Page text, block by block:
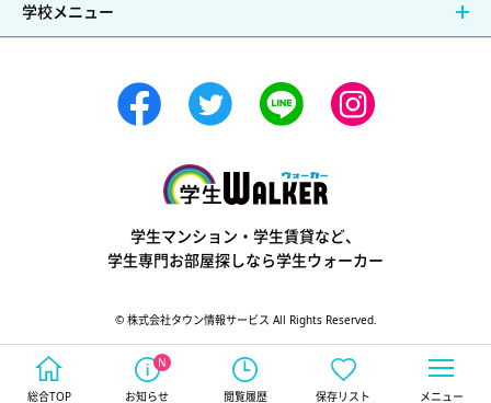
総合TOP お知らせ 閲覧履歴 保存リスト メニュー
学校メニュー
学生マンション・学生賃貸など、
学生専門お部屋探しなら学生ウォーカー
© 株式会社タウン情報サービス All Rights Reserved.